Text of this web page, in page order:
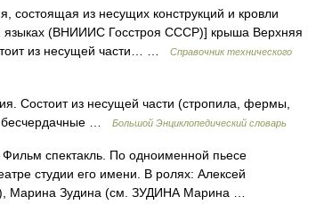
состоящая из несущих конструкций и кровли
языках (ВНИИИС Госстроя СССР)] крыша Верхняя
из несущей части… …
Справочник технического
Состоит из несущей части (стропила, фермы,
бесчердачные …
Большой Энциклопедический словарь
спектакль. По одноименной пьесе
студии его имени. В ролях: Алексей
Марина Зудина (см. ЗУДИНА Марина …